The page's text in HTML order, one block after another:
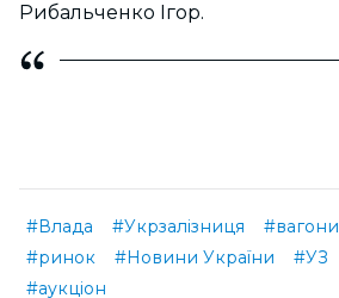
Рибальченко Ігор.
#Влада #Укрзалізниця #вагони
#ринок
#Новини України #УЗ
#аукціон